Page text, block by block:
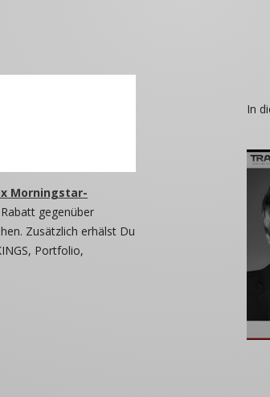
Morningstar-
gegenüber
Zusätzlich erhälst Du
Portfolio,
In